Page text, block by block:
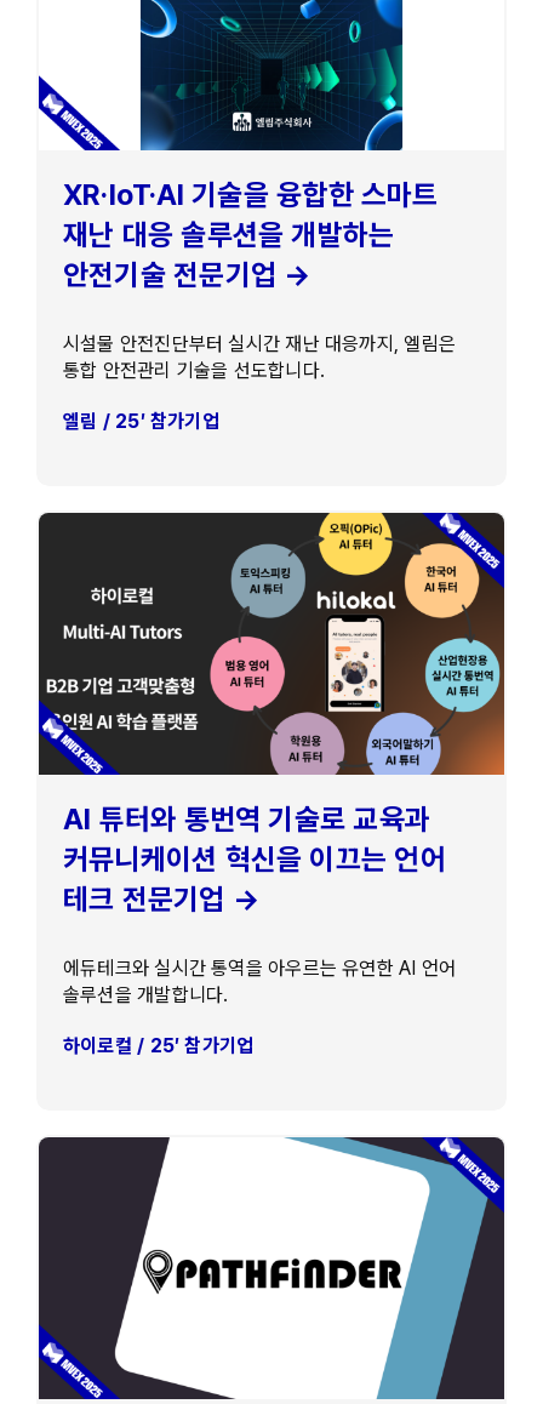
XR·IoT·AI 기술을 융합한 스마트
재난 대응 솔루션을 개발하는
안전기술 전문기업 →
시설물 안전진단부터 실시간 재난 대응까지, 엘림은
통합 안전관리 기술을 선도합니다.
엘림 / 25′ 참가기업
AI 튜터와 통번역 기술로 교육과
커뮤니케이션 혁신을 이끄는 언어
테크 전문기업 →
에듀테크와 실시간 통역을 아우르는 유연한 AI 언어
솔루션을 개발합니다.
하이로컬 / 25′ 참가기업